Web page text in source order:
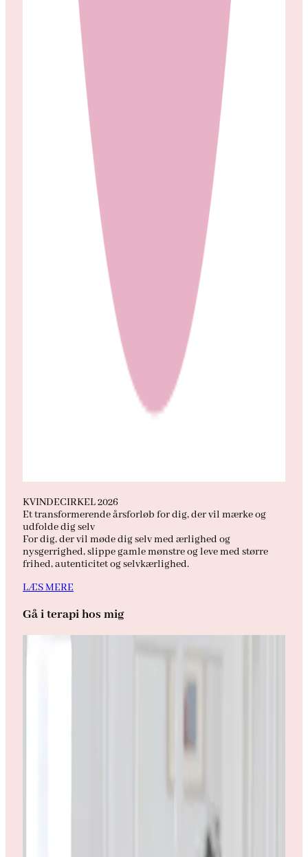
KVINDECIRKEL 2026
Et transformerende årsforløb for dig, der vil mærke og
udfolde dig selv
For dig, der vil møde dig selv med ærlighed og
nysgerrighed, slippe gamle mønstre og leve med større
frihed, autenticitet og selvkærlighed.
LÆS MERE
Gå i terapi hos mig